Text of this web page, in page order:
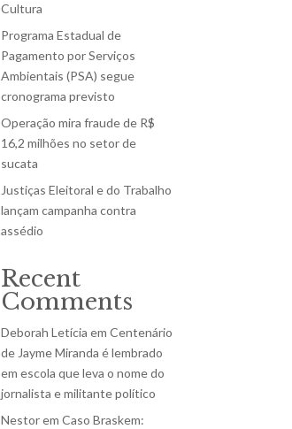
Cultura
Programa Estadual de
Pagamento por Serviços
Ambientais (PSA) segue
cronograma previsto
Operação mira fraude de R$
16,2 milhões no setor de
sucata
Justiças Eleitoral e do Trabalho
lançam campanha contra
assédio
Recent
Comments
Deborah Letícia emCentenário
de Jayme Miranda é lembrado
em escola que leva o nome do
jornalista e militante político
NestoremCaso Braskem: